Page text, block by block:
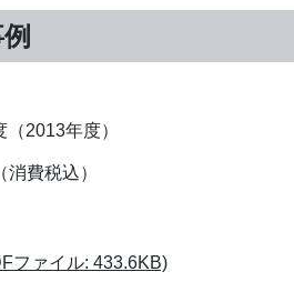
2013年度）
費税込）
ファイル: 433.6KB)